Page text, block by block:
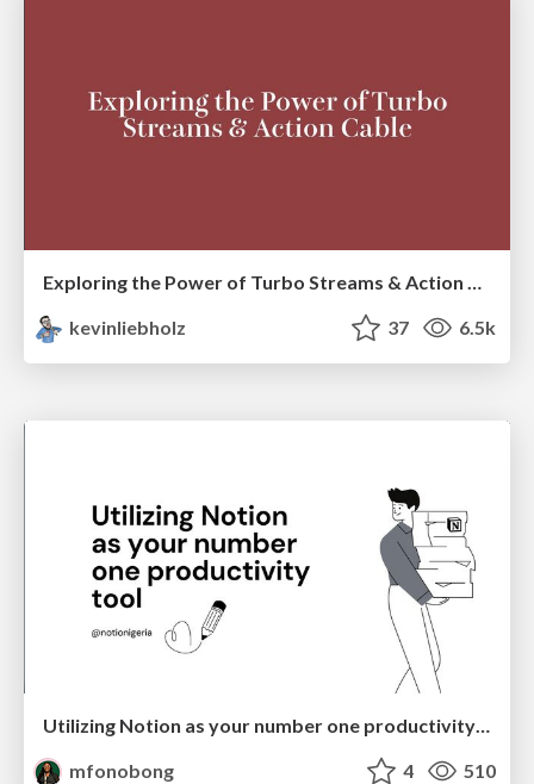
Exploring the Power of Turbo Streams & Action Cable | RailsConf2023
kevinliebholz
37 6.5k
Utilizing Notion as your number one productivity tool
mfonobong
4 510